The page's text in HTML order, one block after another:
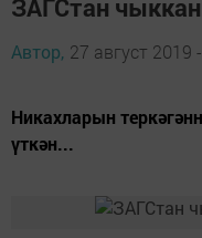
ЗАГСтан
Автор, 27 август 2019
Никахларын
үткән...